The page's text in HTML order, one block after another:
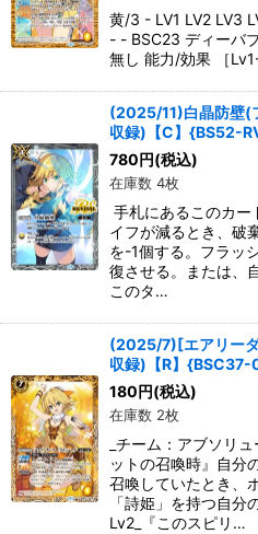
黄/3 - LV1 LV2 LV3
- - BSC23 ディーバ
無し 能力/効果 ［
(2025/11)白晶防壁(
収録)【C】{BS52-
780円(税込)
在庫数 4枚
手札にあるこのカー
イフが減るとき、破
を-1個する。フラッ
復させる。または、
このタ…
(2025/7)[エアリー
収録)【R】{BSC37-
180円(税込)
在庫数 2枚
_チーム：アブソリ
ットの召喚時』自分
召喚していたとき、
「詩姫」を持つ自分
Lv2_『このスピリ…